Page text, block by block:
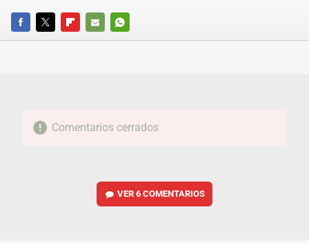
FACEBOOKTWITTERFLIPBOARD
E-
WHATSAPP
Comentarios cerrados
VER6 COMENTARIOS